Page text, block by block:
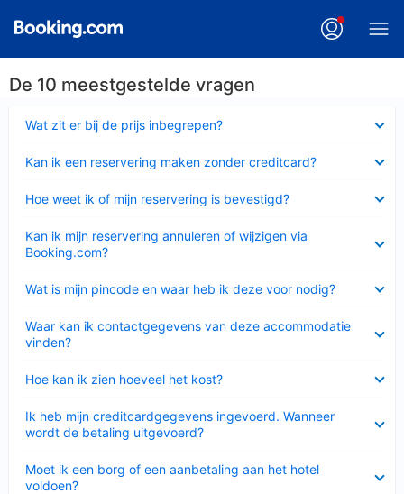
De 10 meestgestelde vragen
Wat zit er bij de prijs inbegrepen?
Kan ik een reservering maken zonder creditcard?
Hoe weet ik of mijn reservering is bevestigd?
Kan ik mijn reservering annuleren of wijzigen via
Booking.com?
Wat is mijn pincode en waar heb ik deze voor nodig?
Waar kan ik contactgegevens van deze accommodatie
vinden?
Hoe kan ik zien hoeveel het kost?
Ik heb mijn creditcardgegevens ingevoerd. Wanneer
wordt de betaling uitgevoerd?
Moet ik een borg of een aanbetaling aan het hotel
voldoen?